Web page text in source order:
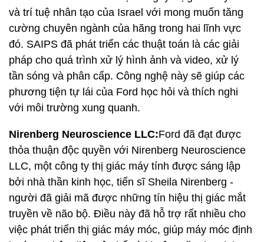
và trí tuệ nhân tạo của Israel với mong muốn tăng
cường chuyên ngành của hãng trong hai lĩnh vực
đó. SAIPS đã phát triển các thuật toán là các giải
pháp cho quá trình xử lý hình ảnh và video, xử lý
tần sóng và phân cấp. Công nghệ này sẽ giúp các
phương tiện tự lái của Ford học hỏi và thích nghi
với môi trường xung quanh.
Nirenberg Neuroscience LLC:Ford đã đạt được
thỏa thuận độc quyền với Nirenberg Neuroscience
LLC, một công ty thị giác máy tính được sáng lập
bởi nhà thần kinh học, tiến sĩ Sheila Nirenberg -
người đã giải mã được những tín hiệu thị giác mắt
truyền về não bộ. Điều này đã hỗ trợ rất nhiều cho
việc phát triển thị giác máy móc, giúp máy móc định